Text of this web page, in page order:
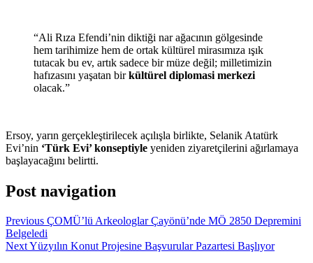
“Ali Rıza Efendi’nin diktiği nar ağacının gölgesinde
hem tarihimize hem de ortak kültürel mirasımıza ışık
tutacak bu ev, artık sadece bir müze değil; milletimizin
hafızasını yaşatan birkültürel diplomasi merkezi
olacak.”
Ersoy, yarın gerçekleştirilecek açılışla birlikte, Selanik Atatürk
Evi’nin ‘Türk Evi’ konseptiyle yeniden ziyaretçilerini ağırlamaya
başlayacağını belirtti.
Post navigation
Previous ÇOMÜ’lü Arkeologlar Çayönü’nde MÖ 2850 Depremini
Belgeledi
NextYüzyılın Konut Projesine Başvurular Pazartesi Başlıyor